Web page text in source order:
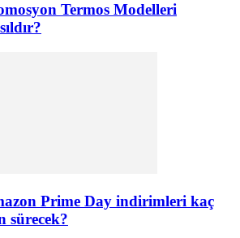
Termos Modelleri
Prime Day indirimleri kaç
sürecek?